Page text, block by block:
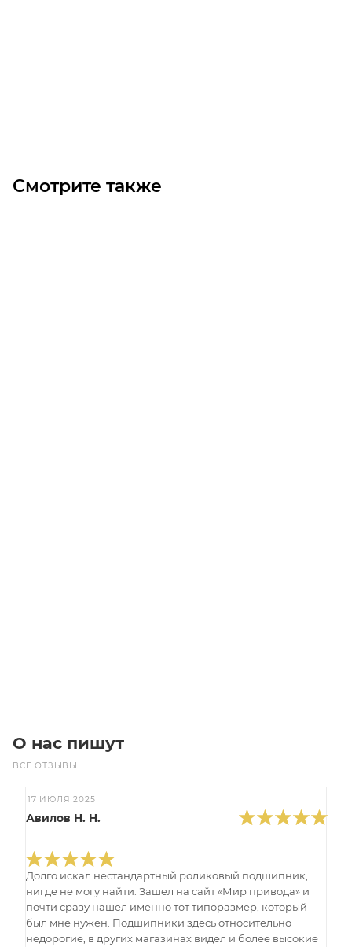
Смотрите также
О нас пишут
ВСЕ ОТЗЫВЫ
17 ИЮЛЯ 2025
Авилов Н. Н.
Долго искал нестандартный роликовый подшипник,
нигде не могу найти. Зашел на сайт «Мир привода» и
почти сразу нашел именно тот типоразмер, который
был мне нужен. Подшипники здесь относительно
недорогие, в других магазинах видел и более высокие